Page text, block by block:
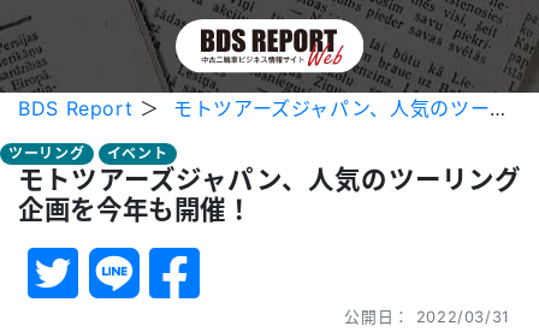
BDS Report ＞ モトツアーズジャパン、人気のツーリング企画を今年も開催！
ツーリング イベント
モトツアーズジャパン、人気のツーリング
企画を今年も開催！
公開日： 2022/03/31